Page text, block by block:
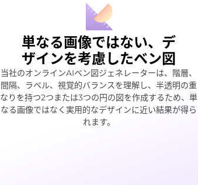
単なる画像ではない、デ
ザインを考慮したベン図
当社のオンラインAIベン図ジェネレーターは、階層、
間隔、ラベル、視覚的バランスを理解し、半透明の重
なりを持つ2つまたは3つの円の図を作成するため、単
なる画像ではなく実用的なデザインに近い結果が得ら
れます。